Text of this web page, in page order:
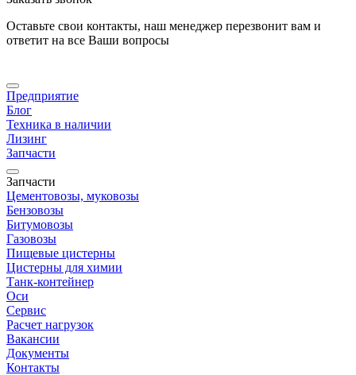
Оставьте свои контакты, наш менеджер перезвонит вам и
ответит на все Ваши вопросы
Предприятие
Блог
Техника в наличии
Лизинг
Запчасти
Запчасти
Цементовозы, муковозы
Бензовозы
Битумовозы
Газовозы
Пищевые цистерны
Цистерны для химии
Танк-контейнер
Оси
Сервис
Расчет нагрузок
Вакансии
Документы
Контакты